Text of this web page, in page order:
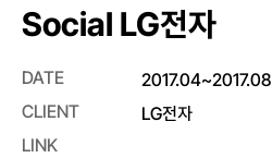
r
i
n
Social LG전자
DATE
2017.04~2017.08
CLIENT
LG전자
LINK